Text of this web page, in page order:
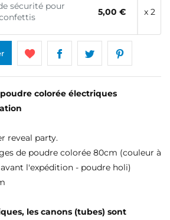
sécurité pour
5,00 € x 2
colorée électriques
reveal party.
de poudre colorée 80cm (couleur à
l'expédition - poudre holi)
les canons (tubes) sont